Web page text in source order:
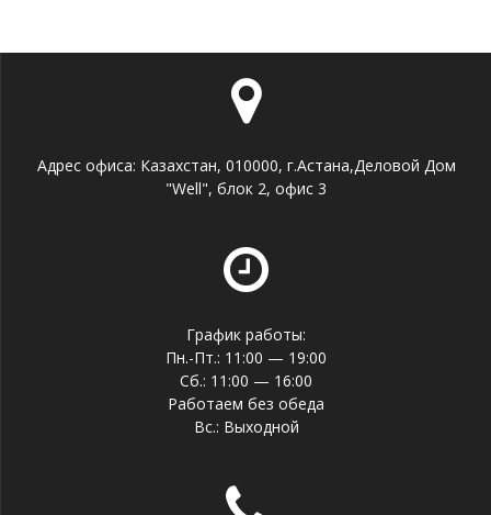
Адрес офиса: Казахстан, 010000, г.Астана,Деловой Дом
"Well", блок 2, офис 3
График работы:
Пн.-Пт.: 11:00 — 19:00
Сб.: 11:00 — 16:00
Работаем без обеда
Вс.: Выходной